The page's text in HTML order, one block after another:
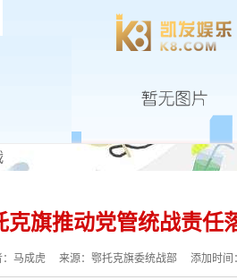
克旗推动党管统战责任
：马成虎 来源：鄂托克旗委统战部 添加时